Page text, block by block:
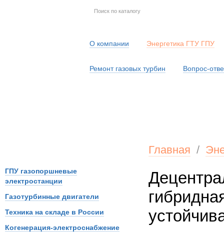
О компании Энергетика ГТУ ГПУ
Ремонт газовых турбин Вопрос-
ГПУ газопоршневые
электростанции
Газотурбинные двигатели
Техника на складе в России
Когенерация-электроснабжение
Главная /